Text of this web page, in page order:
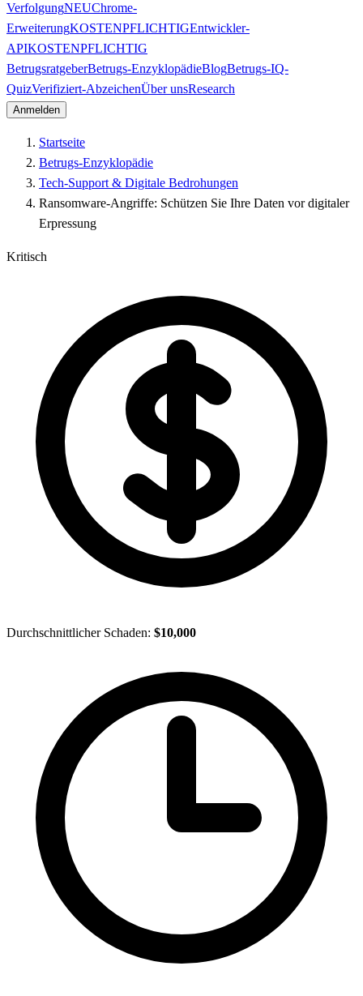
VerfolgungNEUChrome-
ErweiterungKOSTENPFLICHTIGEntwickler-
APIKOSTENPFLICHTIG
BetrugsratgeberBetrugs-EnzyklopädieBlogBetrugs-IQ-
QuizVerifiziert-AbzeichenÜber unsResearch
Anmelden
Startseite
Betrugs-Enzyklopädie
Tech-Support & Digitale Bedrohungen
Ransomware-Angriffe: Schützen Sie Ihre Daten vor digitaler
Erpressung
Kritisch
Durchschnittlicher Schaden: $10,000